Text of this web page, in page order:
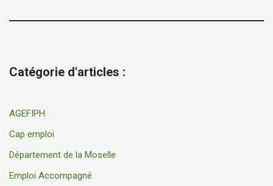
Catégorie d'articles :
AGEFIPH
Cap emploi
Département de la Moselle
Emploi Accompagné